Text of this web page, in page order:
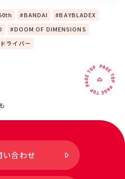
BANDAI
BAYBLADEX
DOOM OF DIMENSIONS
ライバー
い合わせ